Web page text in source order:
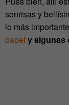
sonrisas y
lo más
papel y algunas